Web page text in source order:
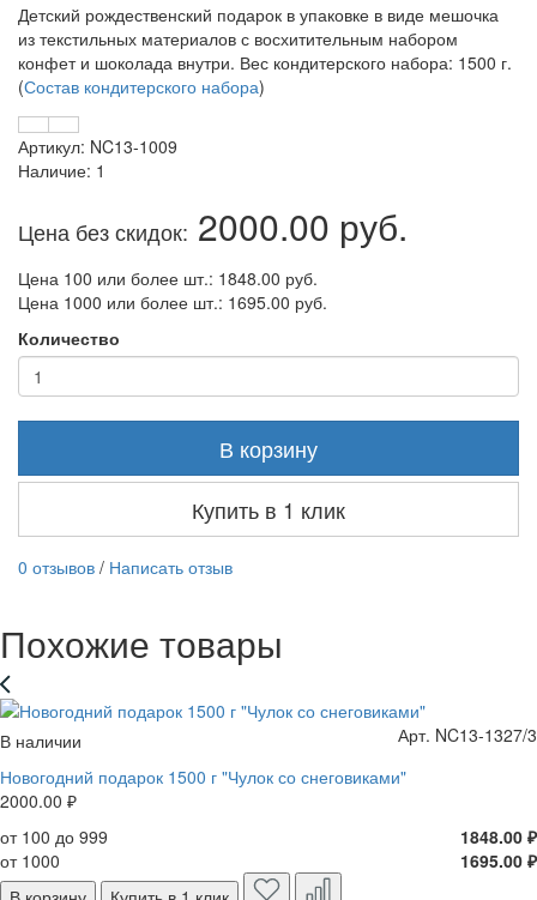
Детский рождественский подарок в упаковке в виде мешочка
из текстильных материалов с восхитительным набором
конфет и шоколада внутри. Вес кондитерского набора: 1500 г.
(Состав кондитерского набора)
Артикул: NC13-1009
Наличие: 1
Цена без скидок: 2000.00 руб.
Цена 100 или более шт.: 1848.00 руб.
Цена 1000 или более шт.: 1695.00 руб.
Количество
В корзину
Купить в 1 клик
0 отзывов / Написать отзыв
Похожие товары
В наличии
Арт. NC13-1327/3
Новогодний подарок 1500 г "Чулок со снеговиками"
2000.00 ₽
от 100 до 999
1848.00 ₽
от 1000
1695.00 ₽